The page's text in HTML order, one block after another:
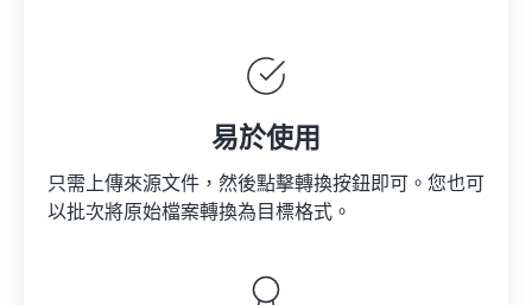
易於使用
只需上傳來源文件，然後點擊轉換按鈕即可。您也可
以批次將原始檔案轉換為目標格式。